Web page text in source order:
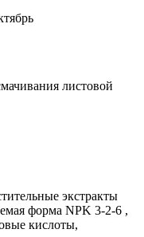
листовой
экстракты
форма NPK 3-2-6 ,
кислоты,